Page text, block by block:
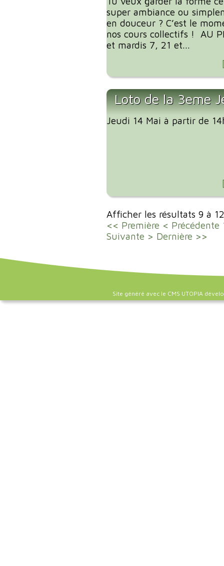
super ambiance ou
en douceur ? C’est le
nos cours collectifs ! AU
et mardis 7, 21 et...
Loto de la 3eme
Jeudi 14 Mai à partir de
Afficher les résultats 9 à
<< Première < Précédente
Suivante > Dernière >>
Site généré avec le CMS UTOPIA